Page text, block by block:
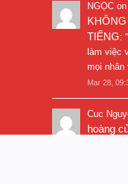
NGỌC on
TIẾNG: “
làm việc
mọi nhân
Mar 28,
Cuc
hoàng